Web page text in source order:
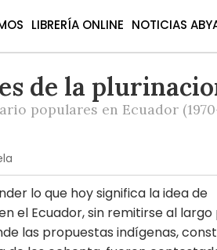
LIBRERÍA ONLINE NOTICIAS
de la
populares en Ecuador
lo que hoy significa la idea de
el Ecuador, sin remitirse al
las propuestas indígenas,